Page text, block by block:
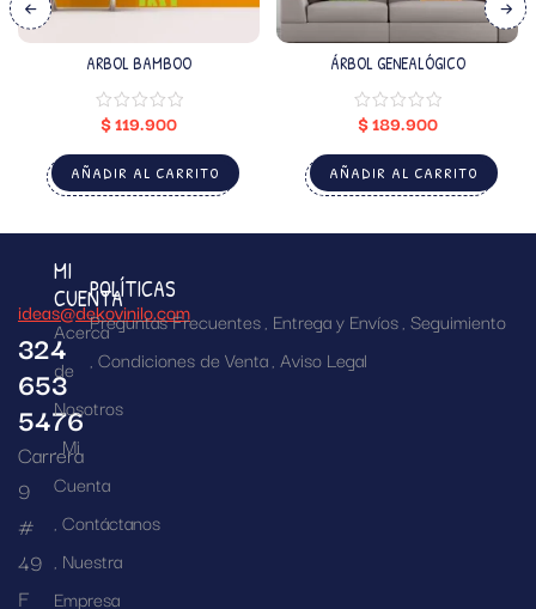
ARBOL BAMBOO
$119.900
AÑADIR AL CARRITO
ÁRBOL GENEALÓGICO
$189.900
AÑADIR AL CARRITO
ideas@dekovinilo.com
324
653
5476
Carrera
9
#
49
F
MI
CUENTA
Acerca
de
Nosotros
Mi
Cuenta
Contáctanos
Nuestra
Empresa
POLÍTICAS
Preguntas Frecuentes Entrega y Envíos Seguimiento
Condiciones de Venta Aviso Legal